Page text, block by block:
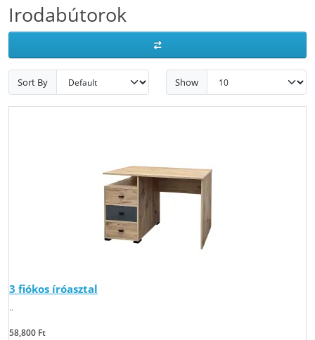
Irodabútorok
Sort By Show
3 fiókos íróasztal
..
58,800 Ft